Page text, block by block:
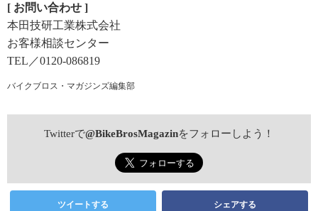
[ お問い合わせ ]
本田技研工業株式会社
お客様相談センター
TEL／0120-086819
バイクブロス・マガジンズ編集部
Twitterで@BikeBrosMagazinをフォローしよう！
ツイートする シェアする